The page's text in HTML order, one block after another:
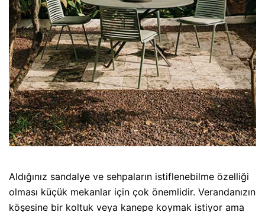
Aldığınız sandalye ve sehpaların istiflenebilme özelliği
olması küçük mekanlar için çok önemlidir. Verandanızın
köşesine bir koltuk veya kanepe koymak istiyor ama